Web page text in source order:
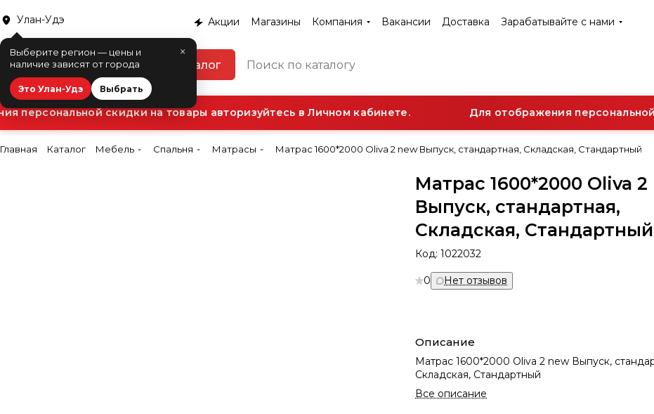
Улан-Удэ
×
Выберите регион — цены и
наличие зависят от города
Это Улан-Удэ Выбрать
Акции Магазины Компания Вакансии Доставка Зарабатывайте с нами
Каталог
персональной скидки на товары авторизуйтесь в Личном кабинете. Для отображения
Главная Каталог Мебель Спальня Матрасы Матрас 1600*2000 Oliva 2 new Выпуск, стандартная, Складская, Стандартный
Матрас 1600*2000 Oliva
Выпуск, стандартная,
Складская, Стандартный
Код:1022032
0 Нет отзывов
Описание
Матрас 1600*2000 Oliva 2 new Выпуск,
Складская, Стандартный
Все описание